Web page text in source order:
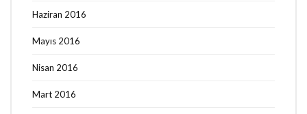
Haziran 2016
Mayıs 2016
Nisan 2016
Mart 2016